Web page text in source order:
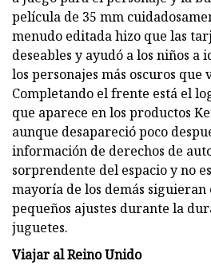
película de 35 mm
menudo editada hizo que las
deseables y ayudó a los niños
los personajes más oscuros
Completando el frente está el
que aparece en los productos
aunque desapareció poco
información de derechos de
sorprendente del espacio y no
mayoría de los demás siguieran
pequeños ajustes durante la
juguetes.
Viajar al Reino Unido